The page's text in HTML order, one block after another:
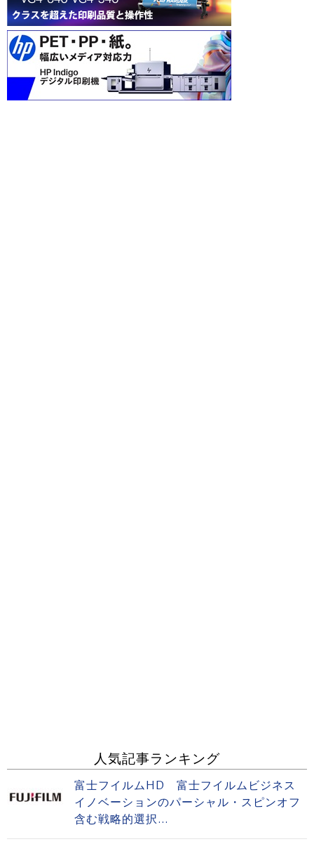
人気記事ランキング
富士フイルムHD 富士フイルムビジネス
イノベーションのパーシャル・スピンオフ
含む戦略的選択...